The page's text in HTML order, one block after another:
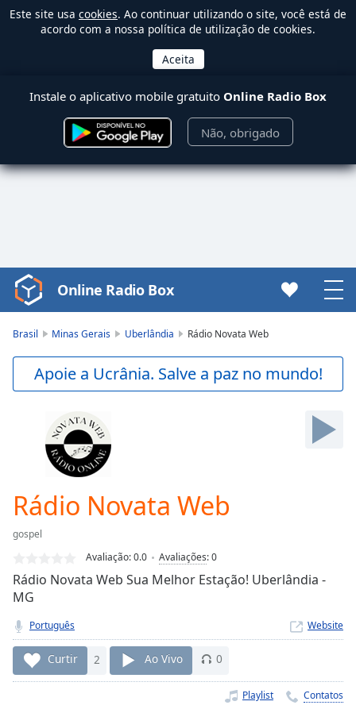
Este site usa cookies. Ao continuar utilizando o site, você está de
acordo com a nossa política de utilização de cookies.
Instale o aplicativo mobile gratuito Online Radio Box
Não, obrigado
Video
Player
Current
Time0:00
Duration
0.00%
Stream
Seek to
live,
currently
behind
liveLIVE
Online Radio Box
Brasil Minas Gerais Uberlândia Rádio Novata Web
Apoie a Ucrânia. Salve a paz no mundo!
Rádio Novata Web
gospel
Avaliação:0.0 Avaliações:0
Rádio Novata Web Sua Melhor Estação! Uberlândia -
MG
Português Website
Curtir 2 Ao Vivo 0
Playlist Contatos